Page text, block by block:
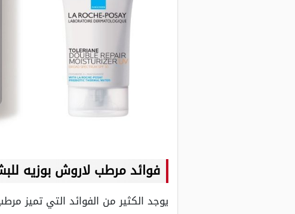
فوائد مرطب لاروش بوزيه
يوجد الكثير من الفوائد التي تميز